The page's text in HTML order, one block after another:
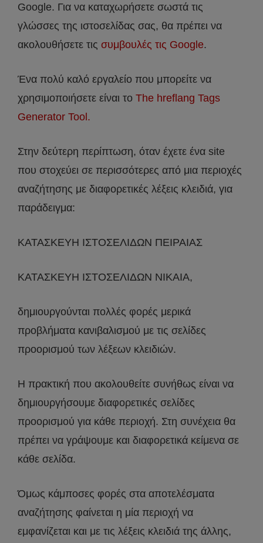
Google. Για να καταχωρήσετε σωστά τις
γλώσσες της ιστοσελίδας σας, θα πρέπει να
ακολουθήσετε τις συμβουλές τις Google.
Ένα πολύ καλό εργαλείο που μπορείτε να
χρησιμοποιήσετε είναι το The hreflang Tags
Generator Tool.
Στην δεύτερη περίπτωση, όταν έχετε ένα site
που στοχεύει σε περισσότερες από μια περιοχές
αναζήτησης με διαφορετικές λέξεις κλειδιά, για
παράδειγμα:
ΚΑΤΑΣΚΕΥΗ ΙΣΤΟΣΕΛΙΔΩΝ ΠΕΙΡΑΙΑΣ
ΚΑΤΑΣΚΕΥΗ ΙΣΤΟΣΕΛΙΔΩΝ ΝΙΚΑΙΑ,
δημιουργούνται πολλές φορές μερικά
προβλήματα κανιβαλισμού με τις σελίδες
προορισμού των λέξεων κλειδιών.
Η πρακτική που ακολουθείτε συνήθως είναι να
δημιουργήσουμε διαφορετικές σελίδες
προορισμού για κάθε περιοχή. Στη συνέχεια θα
πρέπει να γράψουμε και διαφορετικά κείμενα σε
κάθε σελίδα.
Όμως κάμποσες φορές στα αποτελέσματα
αναζήτησης φαίνεται η μία περιοχή να
εμφανίζεται και με τις λέξεις κλειδιά της άλλης,